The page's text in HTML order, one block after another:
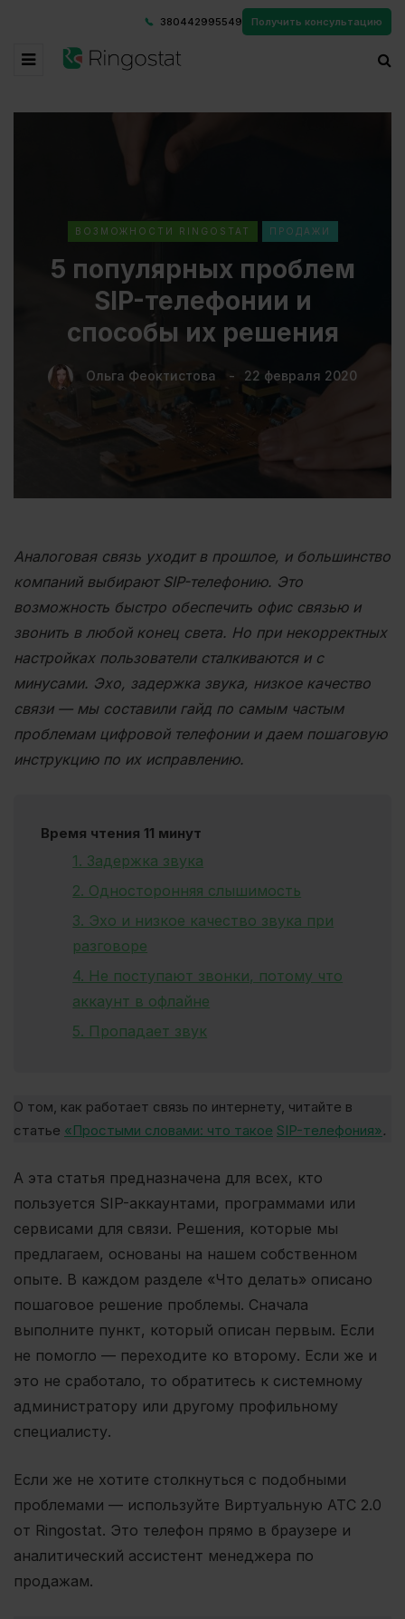
380442995549 Получить консультацию
ВОЗМОЖНОСТИ RINGOSTAT ПРОДАЖИ
5 популярных проблем
SIP-телефонии и
способы их решения
Ольга Феоктистова 22 февраля 2020
Аналоговая связь уходит в прошлое, и большинство
компаний выбирают SIP-телефонию. Это
возможность быстро обеспечить офис связью и
звонить в любой конец света. Но при некорректных
настройках пользователи сталкиваются и с
минусами. Эхо, задержка звука, низкое качество
связи — мы составили гайд по самым частым
проблемам цифровой телефонии и даем пошаговую
инструкцию по их исправлению.
Время чтения 11 минут
1. Задержка звука
2. Односторонняя слышимость
3. Эхо и низкое качество звука при
разговоре
4. Не поступают звонки, потому что
аккаунт в офлайне
5. Пропадает звук
О том, как работает связь по интернету, читайте в
статье «Простыми словами: что такое SIP-телефония».
А эта статья предназначена для всех, кто
пользуется SIP-аккаунтами, программами или
сервисами для связи. Решения, которые мы
предлагаем, основаны на нашем собственном
опыте. В каждом разделе «Что делать» описано
пошаговое решение проблемы. Сначала
выполните пункт, который описан первым. Если
не помогло — переходите ко второму. Если же и
это не сработало, то обратитесь к системному
администратору или другому профильному
специалисту.
Если же не хотите столкнуться с подобными
проблемами — используйте Виртуальную АТС 2.0
от Ringostat. Это телефон прямо в браузере и
аналитический ассистент менеджера по
продажам.